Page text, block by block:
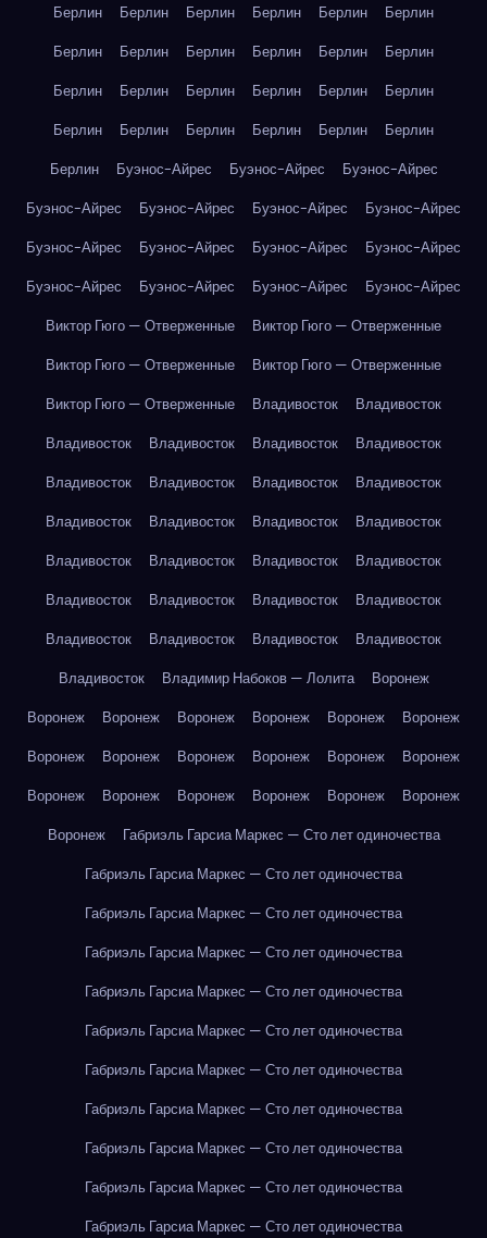
Берлин Берлин Берлин Берлин Берлин
Берлин
Берлин
Берлин Берлин Берлин Берлин
Берлин
Берлин
Берлин Берлин Берлин Берлин
Берлин
Берлин
Берлин Берлин Берлин Берлин
Берлин
Берлин
Буэнос-Айрес Буэнос-Айрес
Буэнос-Айрес
Буэнос-Айрес
Буэнос-Айрес Буэнос-Айрес
Буэнос-Айрес
Буэнос-Айрес
Буэнос-Айрес Буэнос-Айрес
Буэнос-Айрес
Буэнос-Айрес
Буэнос-Айрес Буэнос-Айрес
Буэнос-Айрес
Виктор Гюго — Отверженные
Виктор Гюго — Отверженные
Виктор Гюго — Отверженные
Виктор Гюго — Отверженные
Виктор Гюго — Отверженные
Владивосток
Владивосток
Владивосток
Владивосток Владивосток
Владивосток
Владивосток
Владивосток Владивосток
Владивосток
Владивосток
Владивосток Владивосток
Владивосток
Владивосток
Владивосток Владивосток
Владивосток
Владивосток
Владивосток Владивосток
Владивосток
Владивосток
Владивосток Владивосток
Владивосток
Владивосток
Владимир Набоков — Лолита
Воронеж
Воронеж
Воронеж Воронеж Воронеж Воронеж
Воронеж
Воронеж
Воронеж Воронеж Воронеж Воронеж
Воронеж
Воронеж
Воронеж Воронеж Воронеж Воронеж
Воронеж
Воронеж
Габриэль Гарсиа Маркес — Сто лет одиночества
Габриэль Гарсиа Маркес — Сто лет одиночества
Габриэль Гарсиа Маркес — Сто лет одиночества
Габриэль Гарсиа Маркес — Сто лет одиночества
Габриэль Гарсиа Маркес — Сто лет одиночества
Габриэль Гарсиа Маркес — Сто лет одиночества
Габриэль Гарсиа Маркес — Сто лет одиночества
Габриэль Гарсиа Маркес — Сто лет одиночества
Габриэль Гарсиа Маркес — Сто лет одиночества
Габриэль Гарсиа Маркес — Сто лет одиночества
Габриэль Гарсиа Маркес — Сто лет одиночества